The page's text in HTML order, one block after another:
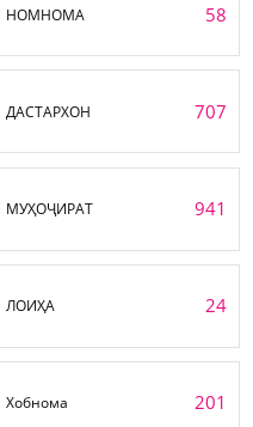
НОМНОМА 58
ДАСТАРХОН 707
МУҲОҶИРАТ 941
ЛОИҲА 24
Хобнома 201